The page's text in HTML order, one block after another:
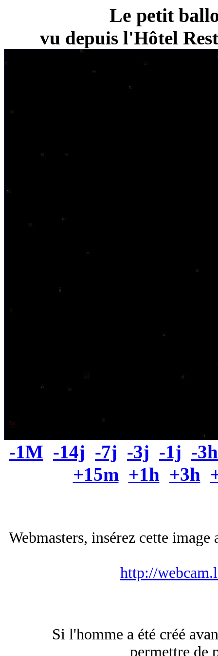
Le petit
vu depuis l'Hôtel
-1M -14j -7j -3j -1j -3h
+15m +1h +3h
Webmasters, insérez cette
http://
Si l'homme a été créé
permettre de